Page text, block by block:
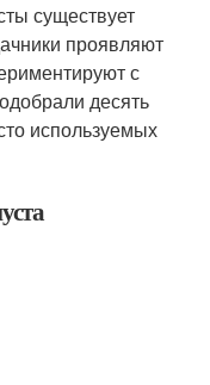
существует
проявляют
с
десять
используемых